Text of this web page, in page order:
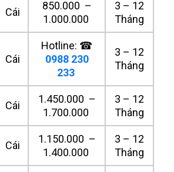
Cái
850.000 –
1.000.000
3 – 12
Tháng
Cái
Hotline: ☎
0988 230
233
3 – 12
Tháng
Cái
1.450.000 –
1.700.000
3 – 12
Tháng
Cái
1.150.000 –
1.400.000
3 – 12
Tháng